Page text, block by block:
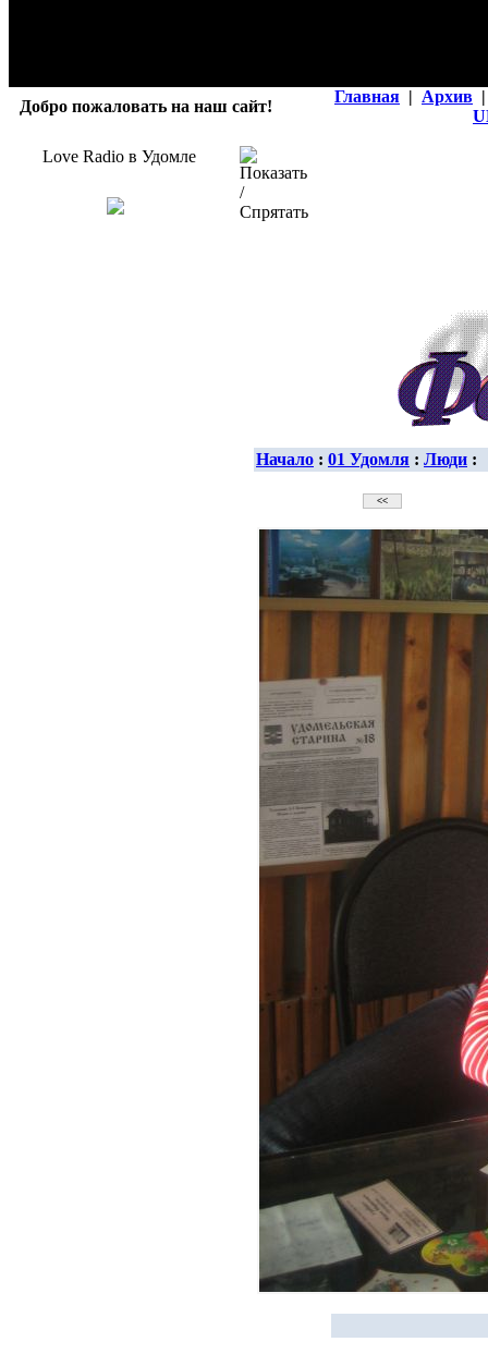
Добро пожаловать на наш сайт!
Главная | Архив |
Love Radio в Удомле
Начало : 01 Удомля : Люди :